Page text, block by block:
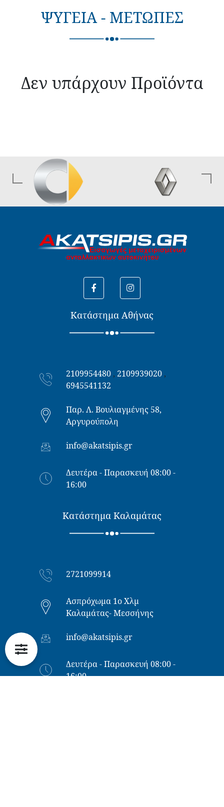
ΨΥΓΕΙΑ - ΜΕΤΩΠΕΣ
Δεν υπάρχουν Προϊόντα
Κατάστημα Αθήνας
2109954480 , 2109939020 ,
6945541132
Παρ. Λ. Βουλιαγμένης 58,
Αργυρούπολη
info@akatsipis.gr
Δευτέρα - Παρασκευή 08:00 -
16:00
Κατάστημα Καλαμάτας
2721099914
Ασπρόχωμα 1ο Χλμ
Καλαμάτας- Μεσσήνης
info@akatsipis.gr
Δευτέρα - Παρασκευή 08:00 -
16:00